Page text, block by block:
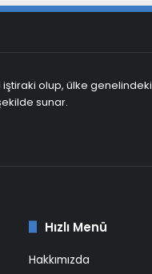
olup, ülke genelindeki
sunar.
Hızlı Menü
Hakkımızda